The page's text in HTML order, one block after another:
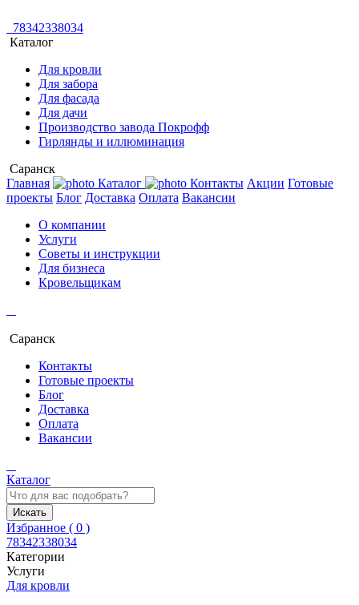
78342338034
Каталог
Для кровли
Для забора
Для фасада
Для дачи
Производство завода Покрофф
Гирлянды и иллюминация
Саранск
Главная
Каталог Контакты Акции Готовые
проекты Блог Доставка Оплата Вакансии
О компании
Услуги
Советы и инструкции
Для бизнеса
Кровельщикам
Саранск
Контакты
Готовые проекты
Блог
Доставка
Оплата
Вакансии
Каталог
Искать
Избранное ( 0 )
78342338034
Категории
Услуги
Для кровли